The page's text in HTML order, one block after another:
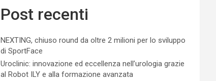
Post recenti
NEXTING, chiuso round da oltre 2 milioni per lo sviluppo
di SportFace
Uroclinic: innovazione ed eccellenza nell’urologia grazie
al Robot ILY e alla formazione avanzata